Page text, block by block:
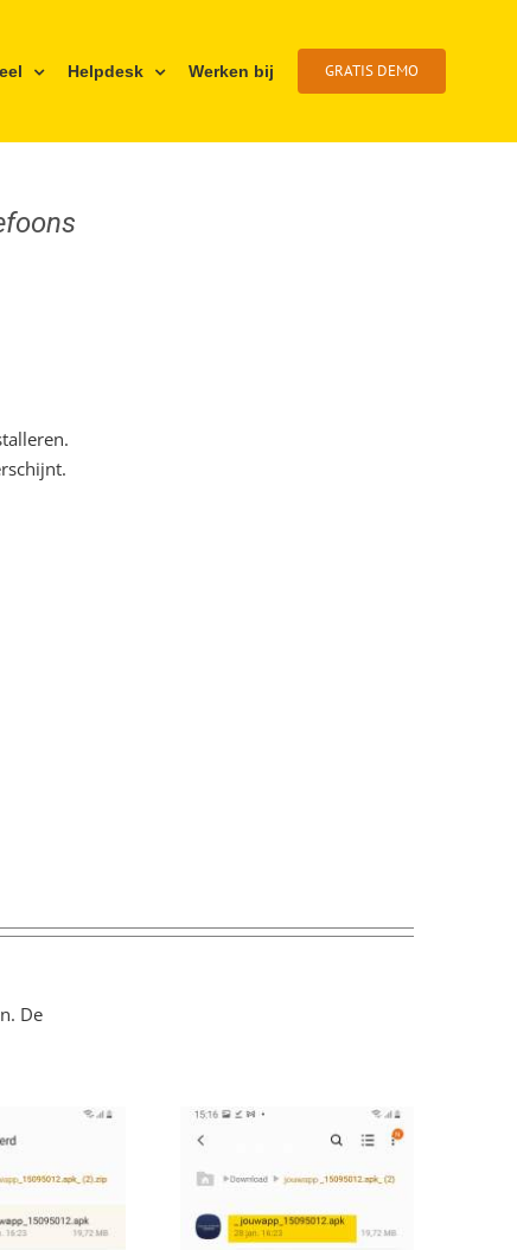
Helpdesk Werken bij GRATIS DEMO
De